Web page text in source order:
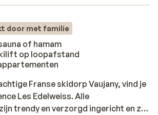
door met familie
of hamam
op loopafstand
Franse skidorp Vaujany, vind je
Les Edelweiss. Alle
trendy en verzorgd ingericht en zijn